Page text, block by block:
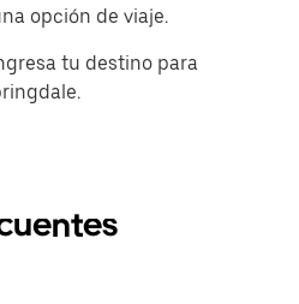
opción de viaje.
tu destino para